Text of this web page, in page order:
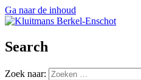
Ga naar de inhoud
Search
Zoek naar: